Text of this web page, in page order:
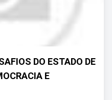
DO ESTADO DE
E